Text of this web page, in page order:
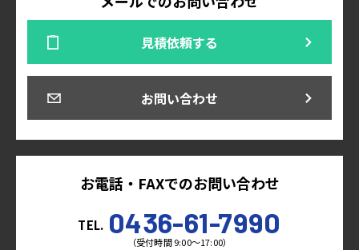
見積依頼する
お問い合わせ
お電話・FAXでのお問い合わせ
TEL. 0436-61-7990
（受付時間 9:00～17:00）